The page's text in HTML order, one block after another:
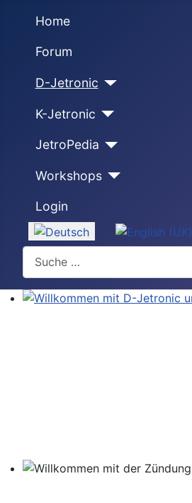
Home
Forum
D-Jetronic
K-Jetronic
JetroPedia
Workshops
Login
Sprache auswählen
Suchen